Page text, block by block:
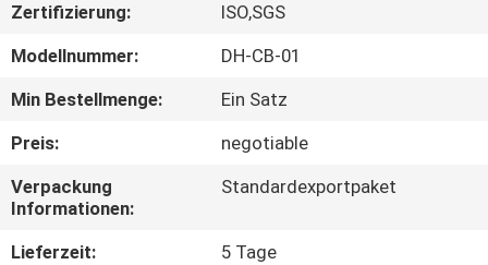
AUSFLUG
QUALITÄTSKONTROLLE
TRETEN
SIE
MIT
Zertifizierung:
ISO,SGS
Modellnummer:
DH-CB-01
Min Bestellmenge:
Ein Satz
Preis:
negotiable
Verpackung
Informationen:
Standardexportpaket
Lieferzeit:
5 Tage